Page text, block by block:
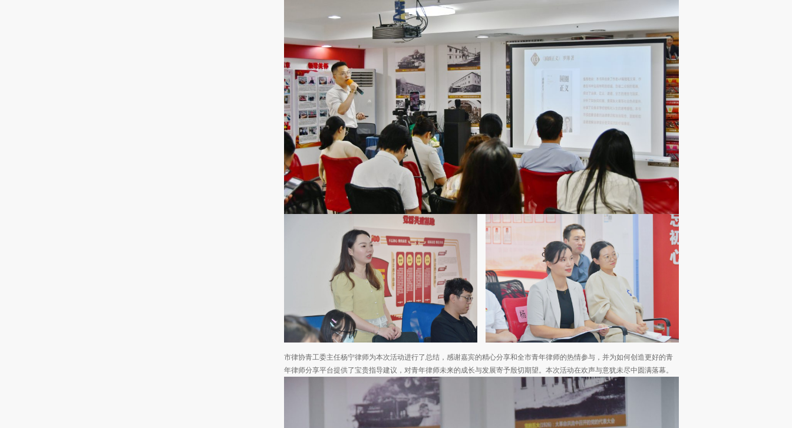
市律协青工委主任杨宁律师为本次活动进行了总结，感谢嘉宾的精心分享和全市青年律师的热情参与，并为如何创造更好的青
年律师分享平台提供了宝贵指导建议，对青年律师未来的成长与发展寄予殷切期望。本次活动在欢声与意犹未尽中圆满落幕。